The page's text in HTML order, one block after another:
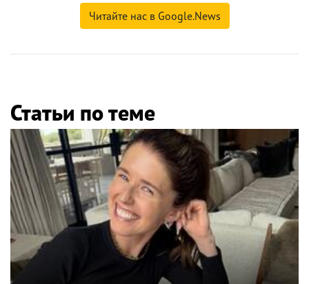
Читайте нас в Google.News
Статьи по теме